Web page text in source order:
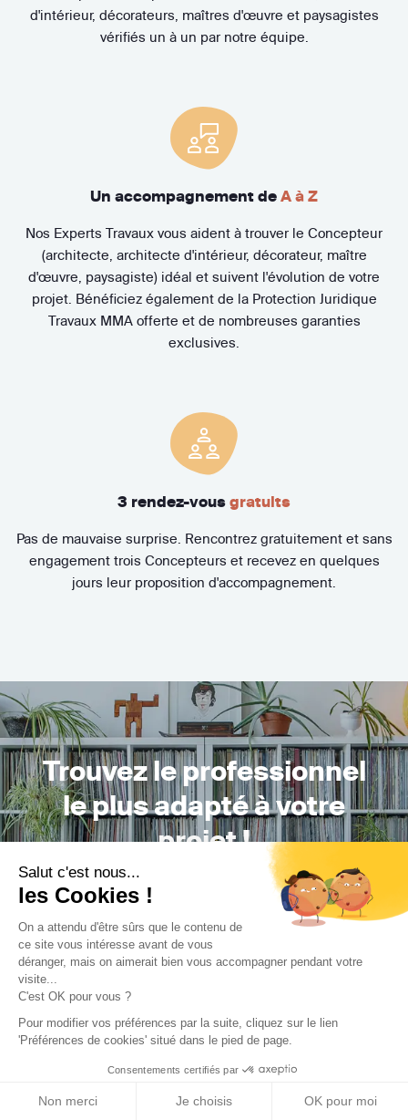
Salut c'est nous...
les Cookies !
On a attendu d'être sûrs que le contenu de
ce site vous intéresse avant de vous
déranger, mais on aimerait bien vous accompagner pendant votre
visite...
C'est OK pour vous ?
Pour modifier vos préférences par la suite, cliquez sur le lien
'Préférences de cookies' situé dans le pied de page.
Consentements certifiés par
Non merci Je choisis OK pour moi
d'intérieur, décorateurs, maîtres d'œuvre et paysagistes
vérifiés un à un par notre équipe.
Un accompagnement de A à Z
Nos Experts Travaux vous aident à trouver le Concepteur
(architecte, architecte d'intérieur, décorateur, maître
d'œuvre, paysagiste) idéal et suivent l'évolution de votre
projet. Bénéficiez également de la Protection Juridique
Travaux MMA offerte et de nombreuses garanties
exclusives.
3 rendez-vous gratuits
Pas de mauvaise surprise. Rencontrez gratuitement et sans
engagement trois Concepteurs et recevez en quelques
jours leur proposition d'accompagnement.
Trouvez le professionnel
le plus adapté à votre
projet !
Trouver mon Concepteur
Trouver une réalisation/Construction neuve/
individuelle
/